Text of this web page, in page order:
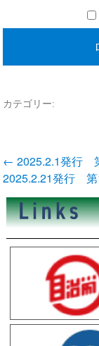
カテゴリー:
投
稿
ナ
ビ
ゲ
ー
シ
← 2025.2.1発行
2025.2.21発行